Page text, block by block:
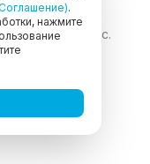
район, с.
д.6
.
нажмите